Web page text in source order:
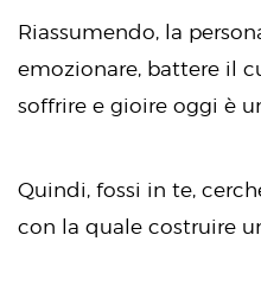
Riassumendo, la
emozionare, battere il
soffrire e gioire oggi è
Quindi, fossi in te,
con la quale costruire